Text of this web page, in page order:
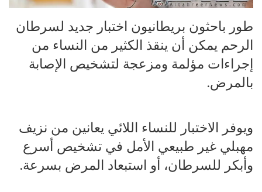
طور باحثون بريطانيون اختبار جديد لسرطان
الرحم يمكن أن ينقذ الكثير من النساء من
إجراءات مؤلمة ومزعجة لتشخيص الإصابة
بالمرض.
ويوفر الاختبار للنساء اللائي يعانين من نزيف
مهبلي غير طبيعي الأمل في تشخيص أسرع
وأبكر للسرطان، أو استبعاد المرض بسرعة.